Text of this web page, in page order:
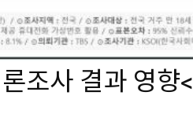
론조사 결과 영